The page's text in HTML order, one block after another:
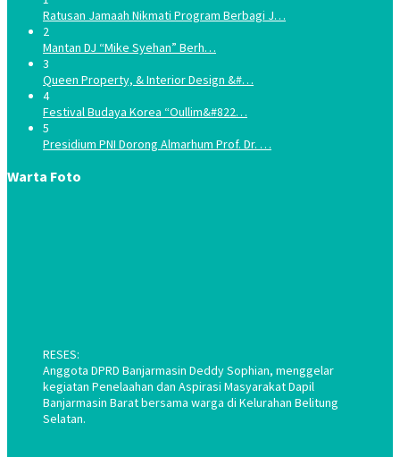
Ratusan Jamaah Nikmati Program Berbagi J…
2
Mantan DJ “Mike Syehan” Berh…
3
Queen Property, & Interior Design &#…
4
Festival Budaya Korea “Oullim&#822…
5
Presidium PNI Dorong Almarhum Prof. Dr. …
Warta Foto
RESES:
Anggota DPRD Banjarmasin Deddy Sophian, menggelar
kegiatan Penelaahan dan Aspirasi Masyarakat Dapil
Banjarmasin Barat bersama warga di Kelurahan Belitung
Selatan.